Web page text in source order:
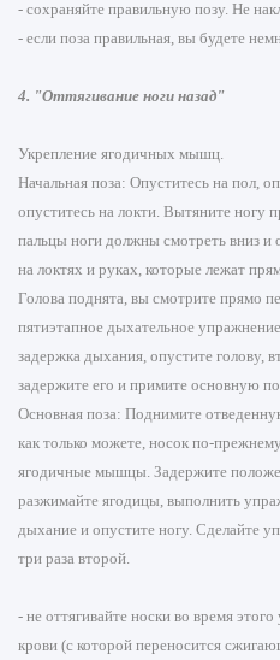
- сохраняйте правильную позу. Не
- если поза правильная, вы будете
4. "Оттягивание ноги назад"
Укрепление ягодичных мышц.
Начальная поза: Опуститесь на пол,
опуститесь на локти. Вытяните ногу
пальцы ноги должны смотреть вниз и
на локтях и руках, которые лежат
Голова поднята, вы смотрите прямо
пятиэтапное дыхательное
задержка дыхания, опустите голову,
задержите его и примите основную
Основная поза: Поднимите
как только можете, носок по-
ягодичные мышцы. Задержите
разжимайте ягодицы, выполнить
дыхание и опустите ногу. Сделайте
три раза второй.
- не оттягивайте носки во время
крови (с которой переносится